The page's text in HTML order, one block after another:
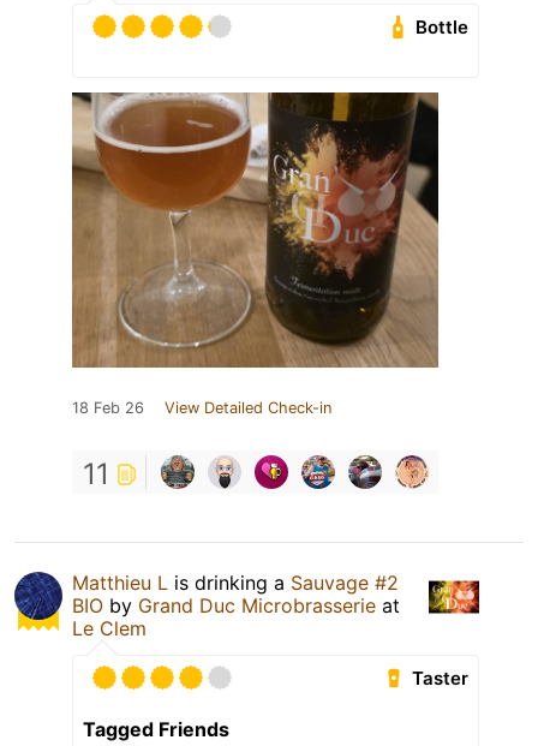
Bottle
18 Feb 26 View Detailed Check-in
11
Matthieu L is drinking a Sauvage #2
BIO by Grand Duc Microbrasserie at
Le Clem
Taster
Tagged Friends